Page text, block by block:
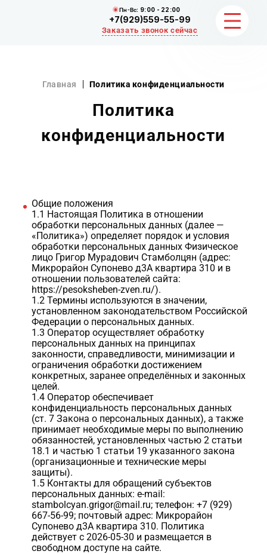
Пн-Вс: 9:00 - 22:00
+7(929)559-55-99
Заказать звонок сейчас
НЕРУДНЫЕ МАТЕРИАЛЫ
ВЫВОЗ И УБОРКА СНЕГА
Главная Политика конфиденциальности
Политика
конфиденциальности
Общие положения
1.1 Настоящая Политика в отношении
обработки персональных данных (далее —
«Политика») определяет порядок и условия
обработки персональных данных Физическое
лицо Григор Мурадович Стамболцян (адрес:
Микрорайон Супонево д3А квартира 310 и в
отношении пользователей сайта:
https://pesoksheben-zven.ru/).
1.2 Термины используются в значении,
установленном законодательством Российской
Федерации о персональных данных.
1.3 Оператор осуществляет обработку
персональных данных на принципах
законности, справедливости, минимизации и
ограничения обработки достижением
конкретных, заранее определённых и законных
целей.
1.4 Оператор обеспечивает
конфиденциальность персональных данных
(ст. 7 Закона о персональных данных), а также
принимает необходимые меры по выполнению
обязанностей, установленных частью 2 статьи
18.1 и частью 1 статьи 19 указанного закона
(организационные и технические меры
защиты).
1.5 Контакты для обращений субъектов
персональных данных: e-mail:
stambolcyan.grigor@mail.ru; телефон: +7 (929)
667-56-99; почтовый адрес: Микрорайон
Супонево д3А квартира 310. Политика
действует с 2026-05-30 и размещается в
свободном доступе на сайте.